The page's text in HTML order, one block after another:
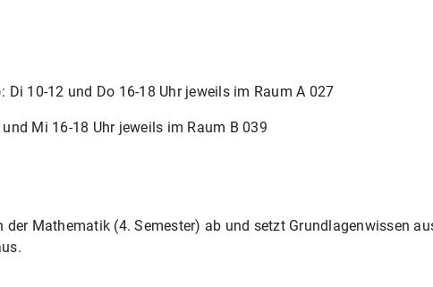
10-12 und Do 16-18 Uhr jeweils im Raum A 027
Mi 16-18 Uhr jeweils im Raum B 039
Mathematik (4. Semester) ab und setzt Grundlagenwissen